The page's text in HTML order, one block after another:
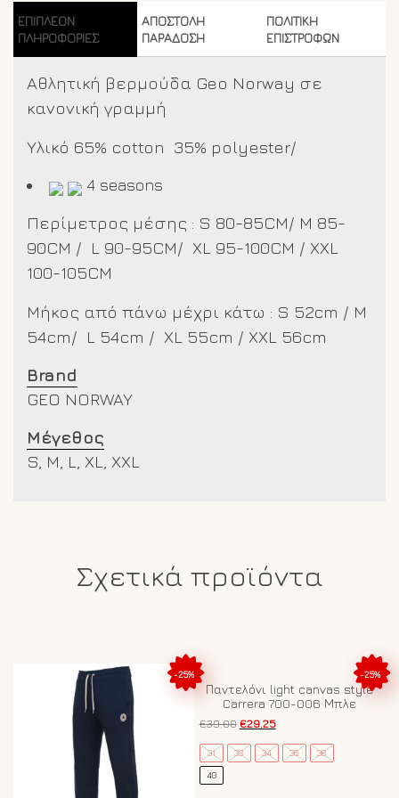
ποσότητα
ΕΠΙΠΛΈΟΝ
ΠΛΗΡΟΦΟΡΊΕΣ
ΑΠΟΣΤΟΛΗ
ΠΑΡΑΔΟΣΗ
ΠΟΛΙΤΙΚΗ
ΕΠΙΣΤΡΟΦΩΝ
Αθλητική βερμούδα Geo Norway σε
κανονική γραμμή
Υλικό 65% cotton 35% polyester/
4 seasons
Περίμετρος μέσης : S 80-85CM/ M 85-
90CM / L 90-95CM/ XL 95-100CM / XXL
100-105CM
Μήκος από πάνω μέχρι κάτω : S 52cm / M
54cm/ L 54cm / XL 55cm / XXL
56cm
Brand
GEO NORWAY
Μέγεθος
S, M, L, XL, XXL
Σχετικά προϊόντα
-25% -25%
Παντελόνι light canvas style
Carrera 700-006 Μπλε
€39.00 Original
was:
€39.00.
€29.25Η
τιμή
είναι:
Αυτό
το
προϊόν
31 33 34 36 38
40